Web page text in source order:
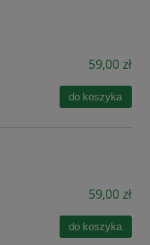
59,00 zł
do koszyka
59,00 zł
do koszyka